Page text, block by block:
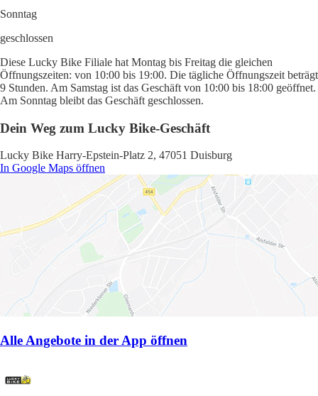
Sonntag
geschlossen
Diese Lucky Bike Filiale hat Montag bis Freitag die gleichen
Öffnungszeiten: von 10:00 bis 19:00. Die tägliche Öffnungszeit beträgt
9 Stunden. Am Samstag ist das Geschäft von 10:00 bis 18:00 geöffnet.
Am Sonntag bleibt das Geschäft geschlossen.
Dein Weg zum Lucky Bike-Geschäft
Lucky Bike Harry-Epstein-Platz 2, 47051 Duisburg
In Google Maps öffnen
Alle Angebote in der App öffnen